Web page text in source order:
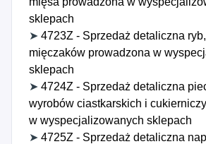
sklepach
➤ 4723Z - Sprzedaż detaliczna
mięczaków prowadzona w
sklepach
➤ 4724Z - Sprzedaż detaliczna
wyrobów ciastkarskich i
w wyspecjalizowanych sklepach
➤ 4725Z - Sprzedaż detaliczna